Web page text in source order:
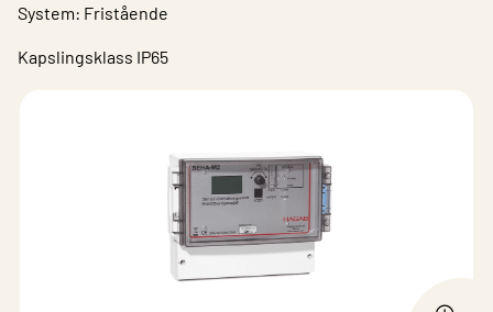
System: Fristående
Kapslingsklass IP65